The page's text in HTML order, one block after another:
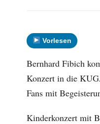
Vorlesen
Bernhard Fibich
Konzert in die
Fans mit
Kinderkonzert mit